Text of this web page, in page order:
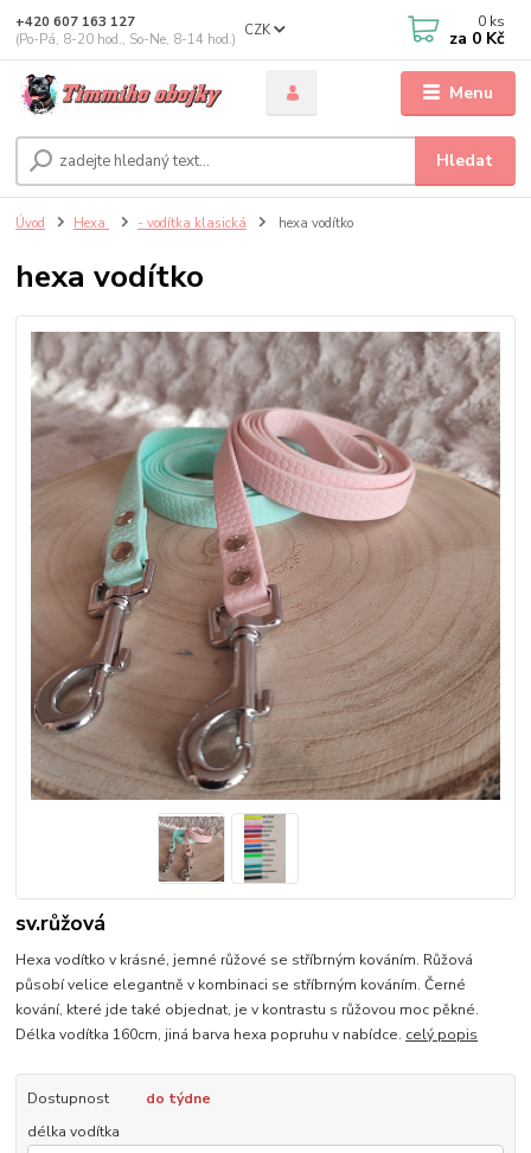
Menu
CZK
Hledat
+420 607 163 127
(Po-Pá, 8-20 hod., So-Ne, 8-14 hod.)
0 ks
za 0 Kč
Úvod Hexa - vodítka klasická hexa vodítko
hexa vodítko
sv.růžová
Hexa vodítko v krásné, jemné růžové se stříbrným kováním. Růžová
působí velice elegantně v kombinaci se stříbrným kováním. Černé
kování, které jde také objednat, je v kontrastu s růžovou moc pěkné.
Délka vodítka 160cm, jiná barva hexa popruhu v nabídce. celý popis
Dostupnost
do týdne
délka vodítka